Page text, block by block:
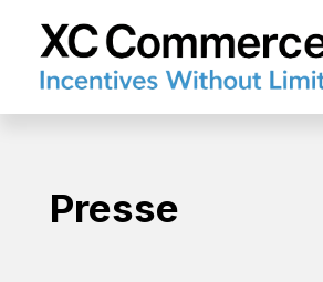
XCCommerce
Presse